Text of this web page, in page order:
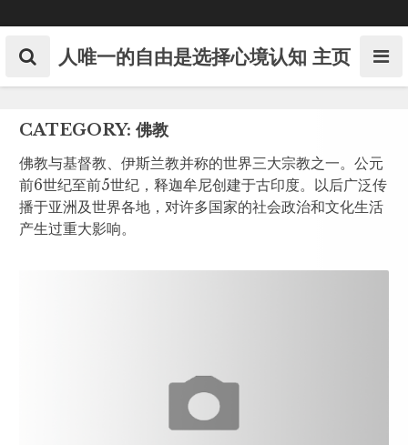
to
content 人唯一的自由是选择心境认知 主页
CATEGORY: 佛教
佛教与基督教、伊斯兰教并称的世界三大宗教之一。公元
前6世纪至前5世纪，释迦牟尼创建于古印度。以后广泛传
播于亚洲及世界各地，对许多国家的社会政治和文化生活
产生过重大影响。